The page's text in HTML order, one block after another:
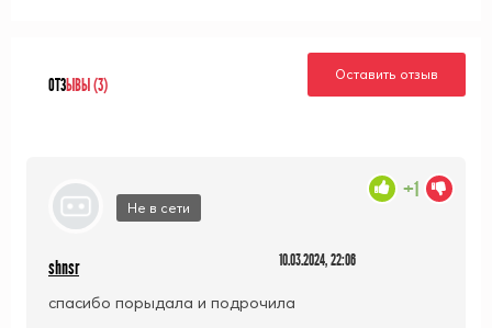
ОТЗЫВЫ (3)
Оставить отзыв
Не в сети
shnsr 10.03.2024, 22:06
спасибо порыдала и подрочила
+1